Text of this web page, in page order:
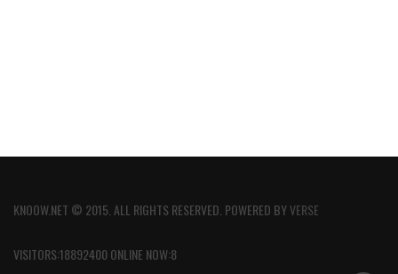
KNOOW.NET © 2015. ALL RIGHTS RESERVED. POWERED BYVERSE
VISITORS:18892400 ONLINE NOW:8